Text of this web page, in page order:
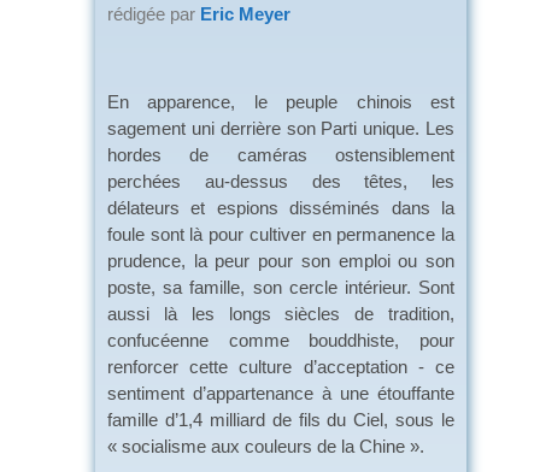
rédigée par Eric Meyer
En apparence, le peuple chinois est
sagement uni derrière son Parti unique. Les
hordes de caméras ostensiblement
perchées au-dessus des têtes, les
délateurs et espions disséminés dans la
foule sont là pour cultiver en permanence la
prudence, la peur pour son emploi ou son
poste, sa famille, son cercle intérieur. Sont
aussi là les longs siècles de tradition,
confucéenne comme bouddhiste, pour
renforcer cette culture d’acceptation - ce
sentiment d’appartenance à une étouffante
famille d’1,4 milliard de fils du Ciel, sous le
« socialisme aux couleurs de la Chine ».